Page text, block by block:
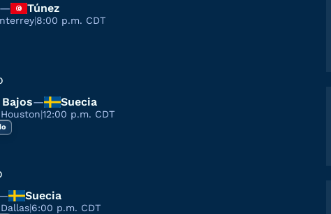
— Túnez
|8:00 p.m. CDT
— Suecia
|12:00 p.m. CDT
Suecia
|6:00 p.m. CDT